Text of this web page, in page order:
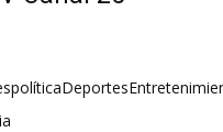
políticaDeportes